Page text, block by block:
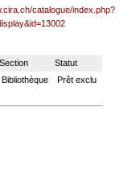
catalogue/index.php?
Section
Statut
Bibliothèque Prêt exclu